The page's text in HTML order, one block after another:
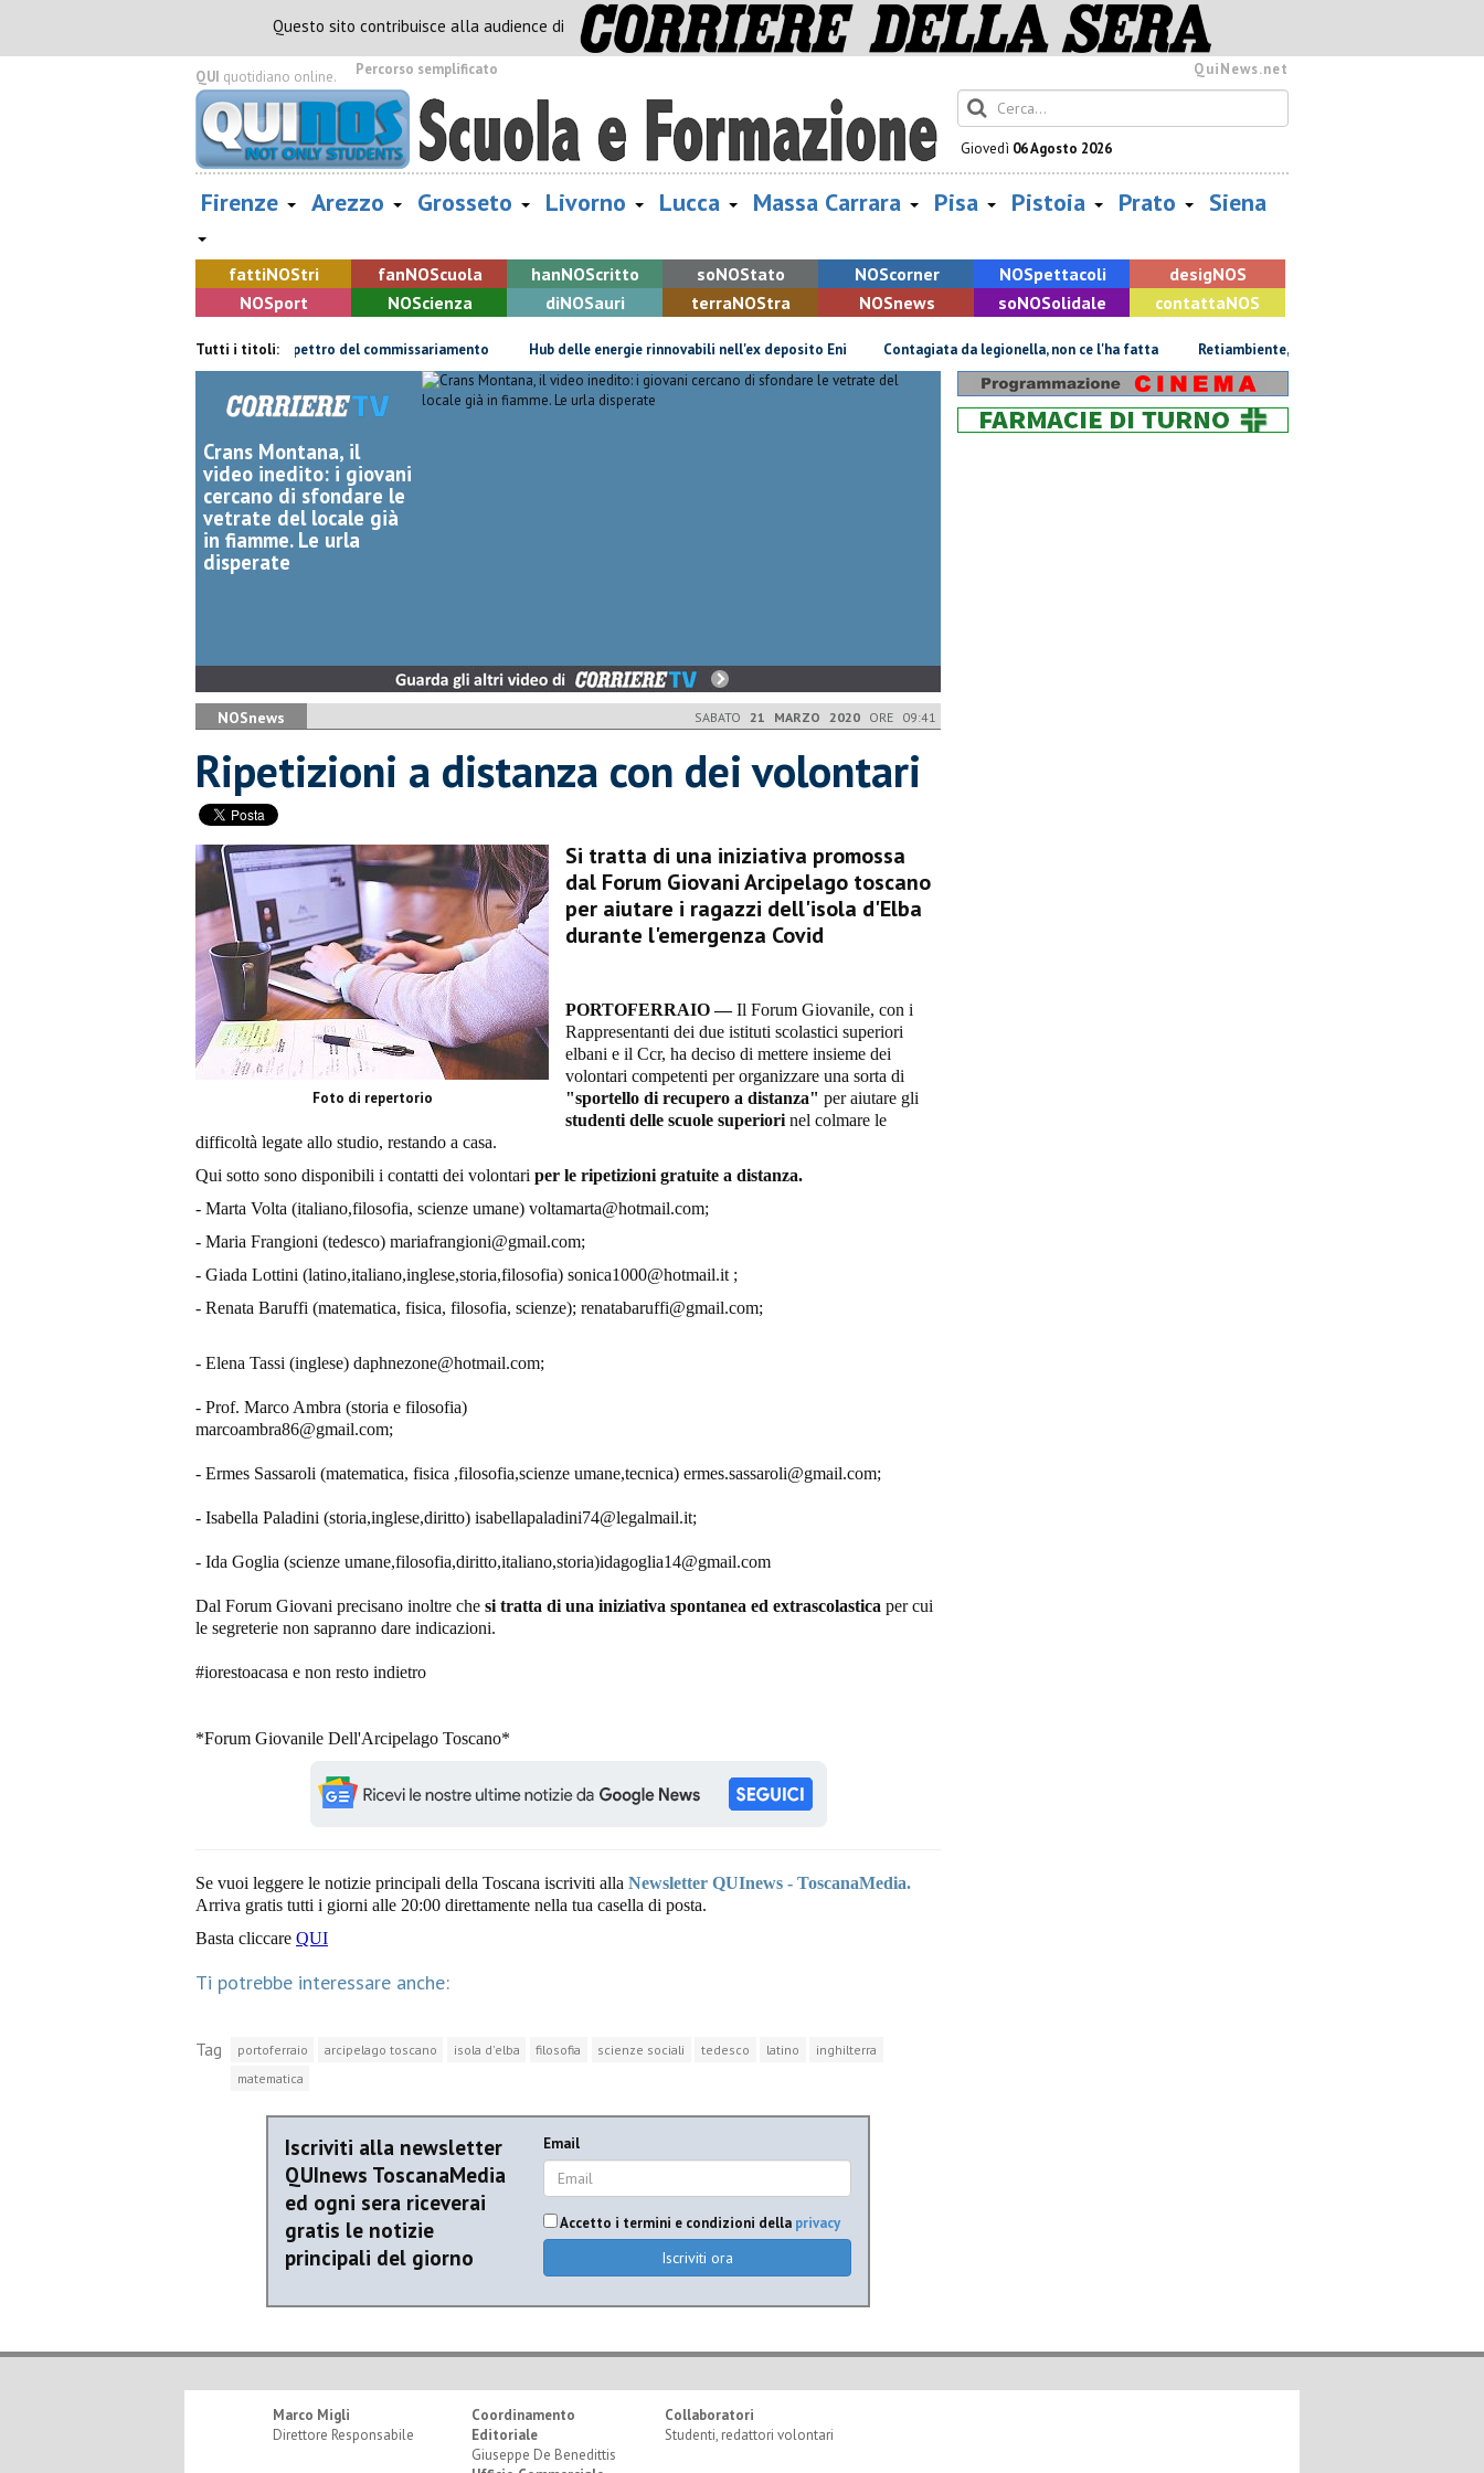
Questo sito contribuisce alla audience di
QUI quotidiano online. Percorso semplificato QuiNews.net
Giovedì 06 Agosto 2026
Firenze Arezzo Grosseto Livorno Lucca Massa Carrara Pisa Pistoia Prato Siena
fattiNOStri fanNOScuola hanNOScritto soNOStato NOScorner NOSpettacoli desigNOS
NOSport NOScienza diNOSauri terraNOStra NOSnews soNOSolidale contattaNOS
Tutti i titoli:
Retiambiente, il dopo Fortini e lo spettro del commissariamento Hub delle energie rinnovabili nell'ex deposito Eni Contagiata da legionella, non ce l'ha fatta Retiambiente, il dopo Fortini e lo spettro del
Crans Montana, il
video inedito: i giovani
cercano di sfondare le
vetrate del locale già
in fiamme. Le urla
disperate
NOSnews SABATO 21 MARZO 2020 ORE 09:41
Ripetizioni a distanza con dei volontari
Foto di repertorio
Si tratta di una iniziativa promossa
dal Forum Giovani Arcipelago toscano
per aiutare i ragazzi dell'isola d'Elba
durante l'emergenza Covid
PORTOFERRAIO —Il Forum Giovanile, con i
Rappresentanti dei due istituti scolastici superiori
elbani e il Ccr, ha deciso di mettere insieme dei
volontari competenti per organizzare una sorta di
"sportello di recupero a distanza" per aiutare gli
studenti delle scuole superiori nel colmare le
difficoltà legate allo studio, restando a casa.
Qui sotto sono disponibili i contatti dei volontari per le ripetizioni gratuite a distanza.
- Marta Volta (italiano,filosofia, scienze umane) voltamarta@hotmail.com;
- Maria Frangioni (tedesco) mariafrangioni@gmail.com;
- Giada Lottini (latino,italiano,inglese,storia,filosofia) sonica1000@hotmail.it ;
- Renata Baruffi (matematica, fisica, filosofia, scienze); renatabaruffi@gmail.com;
- Elena Tassi (inglese) daphnezone@hotmail.com;
- Prof. Marco Ambra (storia e filosofia)
marcoambra86@gmail.com;
- Ermes Sassaroli (matematica, fisica ,filosofia,scienze umane,tecnica) ermes.sassaroli@gmail.com;
- Isabella Paladini (storia,inglese,diritto) isabellapaladini74@legalmail.it;
- Ida Goglia (scienze umane,filosofia,diritto,italiano,storia)idagoglia14@gmail.com
Dal Forum Giovani precisano inoltre che si tratta di una iniziativa spontanea ed extrascolastica per cui
le segreterie non sapranno dare indicazioni.
#iorestoacasa e non resto indietro
*Forum Giovanile Dell'Arcipelago Toscano*
Se vuoi leggere le notizie principali della Toscana iscriviti alla Newsletter QUInews - ToscanaMedia.
Arriva gratis tutti i giorni alle 20:00 direttamente nella tua casella di posta.
Basta cliccare QUI
Ti potrebbe interessare anche:
Tag portoferraio arcipelago toscano isola d'elba filosofia scienze sociali tedesco latino
inghilterra
matematica
Iscriviti alla newsletter
QUInews ToscanaMedia
ed ogni sera riceverai
gratis le notizie
principali del giorno
Email
Accetto i termini e condizioni della privacy
Iscriviti ora
Marco Migli
Direttore Responsabile
Coordinamento
Editoriale
Giuseppe De Benedittis
Collaboratori
Studenti, redattori volontari